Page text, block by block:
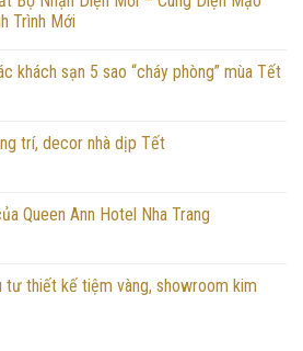
Trình Mới
khách sạn 5 sao “cháy phòng” mùa Tết
trí, decor nhà dịp Tết
Queen Ann Hotel Nha Trang
tư thiết kế tiệm vàng, showroom kim